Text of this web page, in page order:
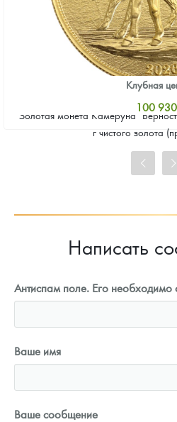
Золотая монета Камеруна
г чистого золота
Клубная
100 930
Цена
Написать
Антиспам поле. Его необходимо
Ваше имя
Ваше сообщение